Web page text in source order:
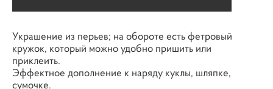
Украшение из перьев; на обороте есть фетровый
кружок, который можно удобно пришить или
приклеить.
Эффектное дополнение к наряду куклы, шляпке,
сумочке.